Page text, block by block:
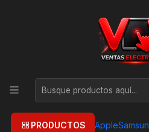
PRODUCTOS Apple